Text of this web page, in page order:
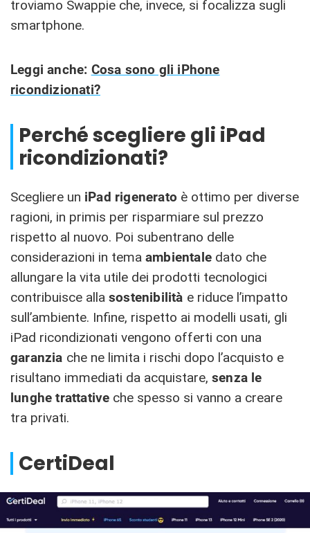
troviamo Swappie che, invece, si focalizza sugli
smartphone.
Leggi anche: Cosa sono gli iPhone
ricondizionati?
Perché scegliere gli iPad
ricondizionati?
Scegliere un iPad rigenerato è ottimo per diverse
ragioni, in primis per risparmiare sul prezzo
rispetto al nuovo. Poi subentrano delle
considerazioni in tema ambientale dato che
allungare la vita utile dei prodotti tecnologici
contribuisce alla sostenibilità e riduce l’impatto
sull’ambiente. Infine, rispetto ai modelli usati, gli
iPad ricondizionati vengono offerti con una
garanzia che ne limita i rischi dopo l’acquisto e
risultano immediati da acquistare, senza le
lunghe trattative che spesso si vanno a creare
tra privati.
CertiDeal